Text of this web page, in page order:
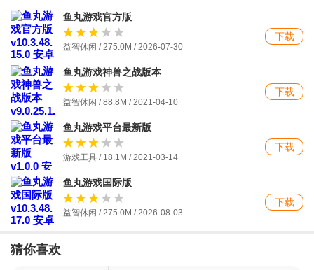
鱼丸游戏官方版
益智休闲 / 275.0M / 2026-07-30
下载
鱼丸游戏神兽之战版本
益智休闲 / 88.8M / 2021-04-10
下载
鱼丸游戏平台最新版
游戏工具 / 18.1M / 2021-03-14
下载
鱼丸游戏国际版
益智休闲 / 275.0M /2026-08-03
下载
猜你喜欢